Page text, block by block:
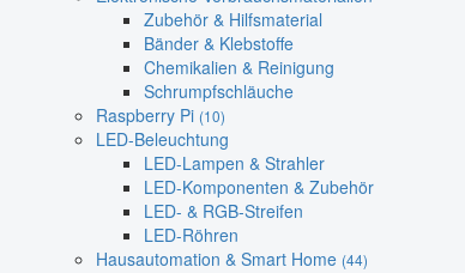
Zubehör & Hilfsmaterial
Bänder & Klebstoffe
Chemikalien & Reinigung
Schrumpfschläuche
Raspberry Pi (10)
LED-Beleuchtung
LED-Lampen & Strahler
LED-Komponenten & Zubehör
LED- & RGB-Streifen
LED-Röhren
Hausautomation & Smart Home (44)